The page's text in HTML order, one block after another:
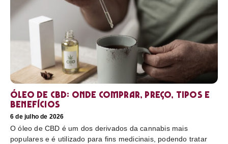
Óleo de CBD: Onde comprar, preço, tipos e
benefícios
6 de julho de 2026
O óleo de CBD é um dos derivados da cannabis mais
populares e é utilizado para fins medicinais, podendo tratar